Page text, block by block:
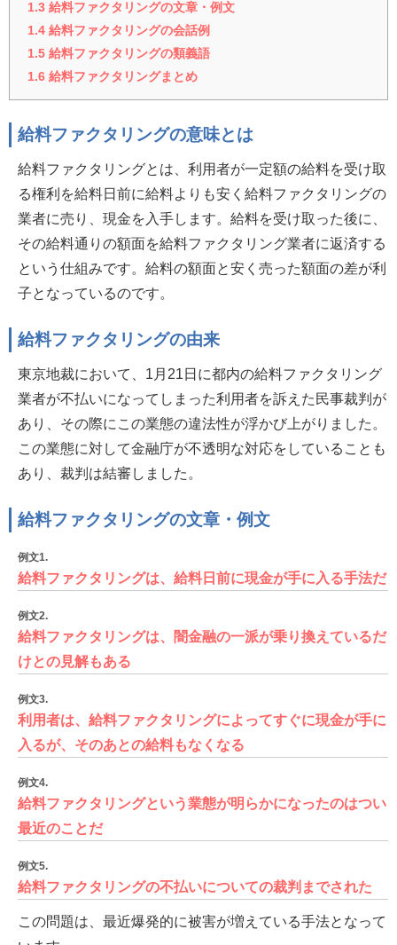
1.3 給料ファクタリングの文章・例文
1.4 給料ファクタリングの会話例
1.5 給料ファクタリングの類義語
1.6 給料ファクタリングまとめ
給料ファクタリングの意味とは
給料ファクタリングとは、利用者が一定額の給料を受け取
る権利を給料日前に給料よりも安く給料ファクタリングの
業者に売り、現金を入手します。給料を受け取った後に、
その給料通りの額面を給料ファクタリング業者に返済する
という仕組みです。給料の額面と安く売った額面の差が利
子となっているのです。
給料ファクタリングの由来
東京地裁において、1月21日に都内の給料ファクタリング
業者が不払いになってしまった利用者を訴えた民事裁判が
あり、その際にこの業態の違法性が浮かび上がりました。
この業態に対して金融庁が不透明な対応をしていることも
あり、裁判は結審しました。
給料ファクタリングの文章・例文
例文1.
給料ファクタリングは、給料日前に現金が手に入る手法だ
例文2.
給料ファクタリングは、闇金融の一派が乗り換えているだ
けとの見解もある
例文3.
利用者は、給料ファクタリングによってすぐに現金が手に
入るが、そのあとの給料もなくなる
例文4.
給料ファクタリングという業態が明らかになったのはつい
最近のことだ
例文5.
給料ファクタリングの不払いについての裁判までされた
この問題は、最近爆発的に被害が増えている手法となって